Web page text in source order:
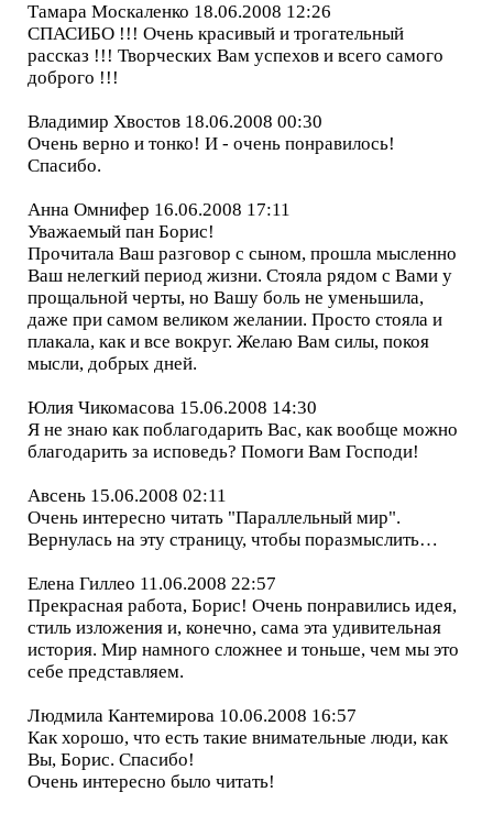
Тамара Москаленко 18.06.2008 12:26
СПАСИБО !!! Очень красивый и трогательный
рассказ !!! Творческих Вам успехов и всего самого
доброго !!!
Владимир Хвостов 18.06.2008 00:30
Очень верно и тонко! И - очень понравилось!
Спасибо.
Анна Омнифер 16.06.2008 17:11
Уважаемый пан Борис!
Прочитала Ваш разговор с сыном, прошла мысленно
Ваш нелегкий период жизни. Стояла рядом с Вами у
прощальной черты, но Вашу боль не уменьшила,
даже при самом великом желании. Просто стояла и
плакала, как и все вокруг. Желаю Вам силы, покоя
мысли, добрых дней.
Юлия Чикомасова 15.06.2008 14:30
Я не знаю как поблагодарить Вас, как вообще можно
благодарить за исповедь? Помоги Вам Господи!
Авсень 15.06.2008 02:11
Очень интересно читать "Параллельный мир".
Вернулась на эту страницу, чтобы поразмыслить…
Елена Гиллео 11.06.2008 22:57
Прекрасная работа, Борис! Очень понравились идея,
стиль изложения и, конечно, сама эта удивительная
история. Мир намного сложнее и тоньше, чем мы это
себе представляем.
Людмила Кантемирова 10.06.2008 16:57
Как хорошо, что есть такие внимательные люди, как
Вы, Борис. Спасибо!
Очень интересно было читать!